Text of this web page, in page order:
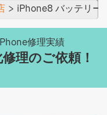
iPhone8 バッテリー
修理実績
理のご依頼！